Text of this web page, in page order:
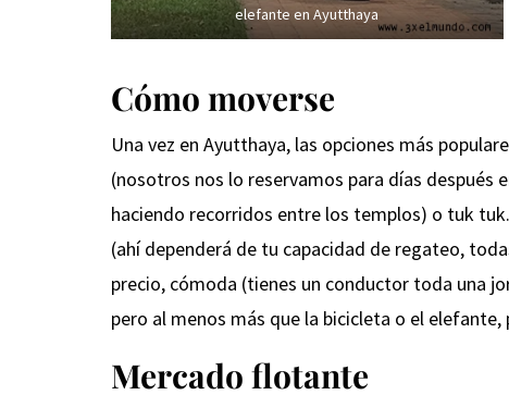
elefante en Ayutthaya
Cómo moverse
Una vez en Ayutthaya, las opciones más
(nosotros nos lo reservamos para días
haciendo recorridos entre los templos) o tuk
(ahí dependerá de tu capacidad de regateo,
precio, cómoda (tienes un conductor toda una
pero al menos más que la bicicleta o el
Mercado flotante